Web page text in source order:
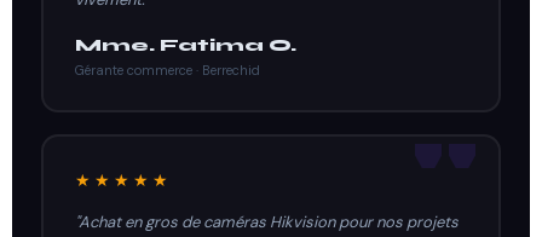
Mme. Fatima O.
Gérante commerce · Berrechid
★★★★★
"Achat en gros de caméras Hikvision pour nos projets